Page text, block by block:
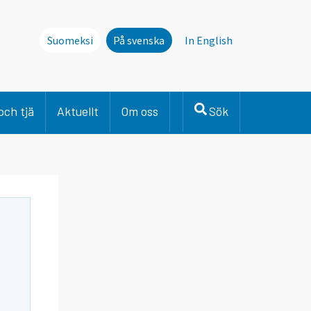
Suomeksi På svenska In English
tjä Aktuellt Om oss Sök